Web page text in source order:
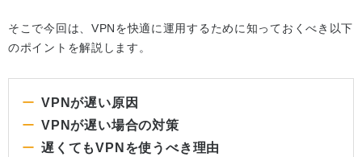
そこで今回は、VPNを快適に運用するために知っておくべき以下
のポイントを解説します。
VPNが遅い原因
VPNが遅い場合の対策
遅くてもVPNを使うべき理由